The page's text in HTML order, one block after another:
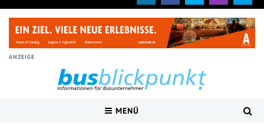
ANZEIGE
MENÜ